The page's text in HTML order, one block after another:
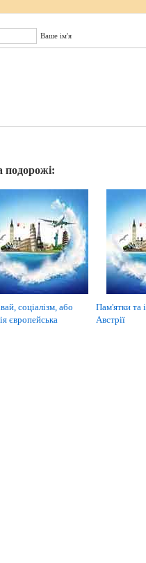
Ваше ім'я
подорожі:
соціалізм, або
європейська
Пам'ятки та
Австрії